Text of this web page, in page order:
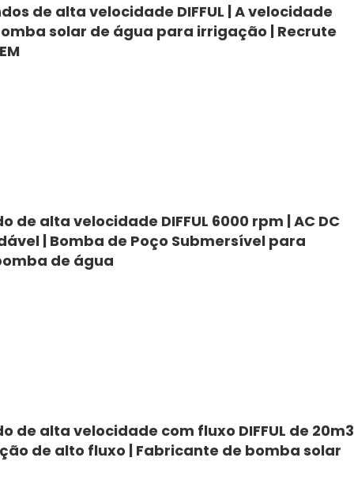
de alta velocidade DIFFUL | A velocidade
solar de água para irrigação | Recrute
alta velocidade DIFFUL 6000 rpm | AC DC
| Bomba de Poço Submersível para
de água
de alta velocidade com fluxo DIFFUL de 20m3
de alto fluxo | Fabricante de bomba solar